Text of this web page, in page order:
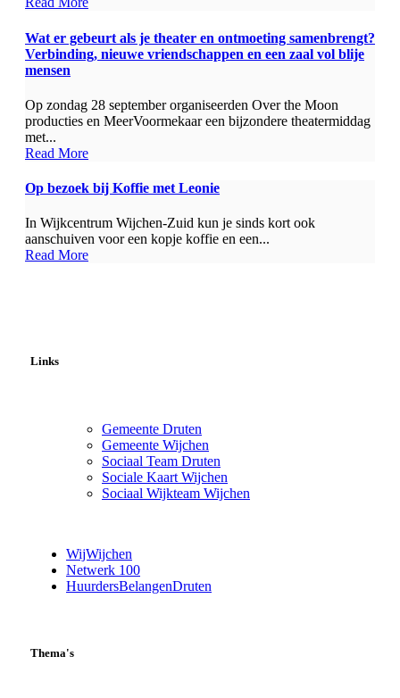
Wat er gebeurt als je theater en ontmoeting samenbrengt?
Verbinding, nieuwe vriendschappen en een zaal vol blije
mensen
Op zondag 28 september organiseerden Over the Moon
producties en MeerVoormekaar een bijzondere theatermiddag
met...
Read More
Op bezoek bij Koffie met Leonie
In Wijkcentrum Wijchen-Zuid kun je sinds kort ook
aanschuiven voor een kopje koffie en een...
Read More
Links
Gemeente Druten
Gemeente Wijchen
Sociaal Team Druten
Sociale Kaart Wijchen
Sociaal Wijkteam Wijchen
WijWijchen
Netwerk 100
HuurdersBelangenDruten
Thema's